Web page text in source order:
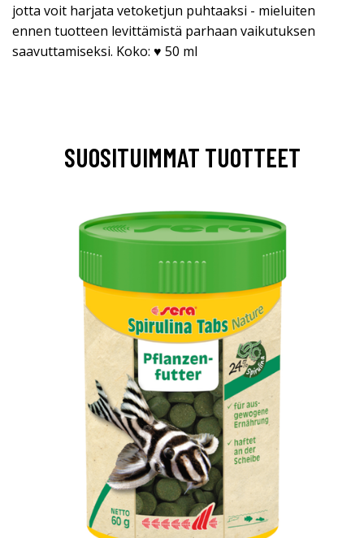
jotta voit harjata vetoketjun puhtaaksi - mieluiten
ennen tuotteen levittämistä parhaan vaikutuksen
saavuttamiseksi. Koko: ♥ 50 ml
SUOSITUIMMAT TUOTTEET